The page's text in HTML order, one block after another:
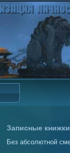
Записные книжки
Без абсолютной